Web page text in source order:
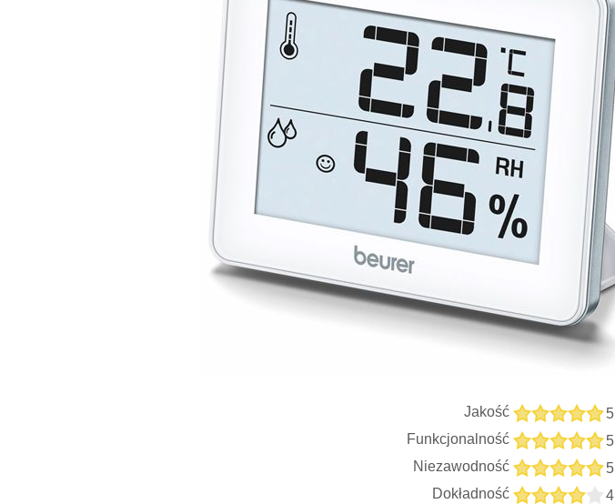
Jakość
5
Funkcjonalność
5
Niezawodność
5
Dokładność
4